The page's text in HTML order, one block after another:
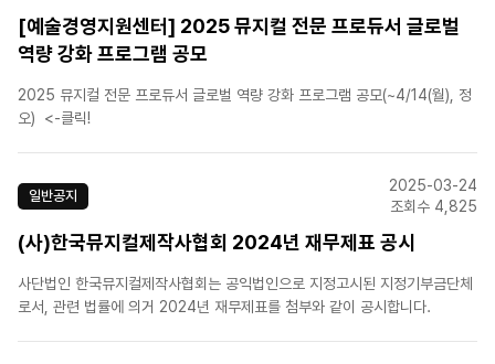
[예술경영지원센터] 2025 뮤지컬 전문 프로듀서 글로벌
역량 강화 프로그램 공모
2025 뮤지컬 전문 프로듀서 글로벌 역량 강화 프로그램 공모(~4/14(월), 정
오) <-클릭!
일반공지
2025-03-24
조회수 4,825
(사)한국뮤지컬제작사협회 2024년 재무제표 공시
사단법인 한국뮤지컬제작사협회는 공익법인으로 지정고시된 지정기부금단체
로서, 관련 법률에 의거 2024년 재무제표를 첨부와 같이 공시합니다.